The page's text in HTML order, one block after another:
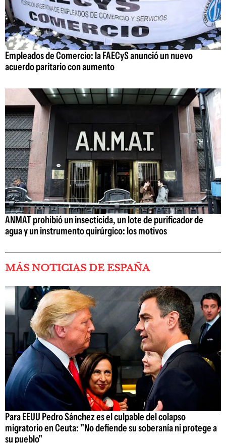
Empleados de Comercio: la FAECyS anunció un nuevo
acuerdo paritario con aumento
ANMAT prohibió un insecticida, un lote de purificador de
agua y un instrumento quirúrgico: los motivos
MÁS NOTICIAS DE ESPAÑA
Para EEUU Pedro Sánchez es el culpable del colapso
migratorio en Ceuta: "No defiende su soberanía ni protege a
su pueblo"